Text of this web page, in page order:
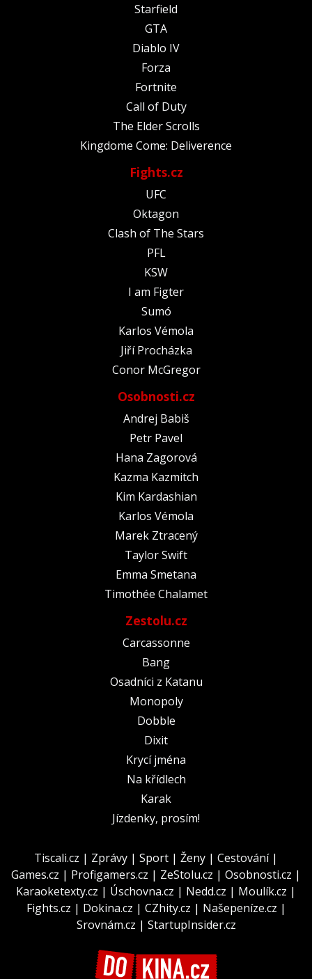
Starfield
GTA
Diablo IV
Forza
Fortnite
Call of Duty
The Elder Scrolls
Kingdome Come: Deliverence
Fights.cz
UFC
Oktagon
Clash of The Stars
PFL
KSW
I am Figter
Sumó
Karlos Vémola
Jiří Procházka
Conor McGregor
Osobnosti.cz
Andrej Babiš
Petr Pavel
Hana Zagorová
Kazma Kazmitch
Kim Kardashian
Karlos Vémola
Marek Ztracený
Taylor Swift
Emma Smetana
Timothée Chalamet
Zestolu.cz
Carcassonne
Bang
Osadníci z Katanu
Monopoly
Dobble
Dixit
Krycí jména
Na křídlech
Karak
Jízdenky, prosím!
Tiscali.cz | Zprávy | Sport | Ženy | Cestování|
Games.cz | Profigamers.cz | ZeStolu.cz | Osobnosti.cz |
Karaoketexty.cz | Úschovna.cz | Nedd.cz | Moulík.cz |
Fights.cz | Dokina.cz | CZhity.cz | Našepeníze.cz |
Srovnám.cz | StartupInsider.cz